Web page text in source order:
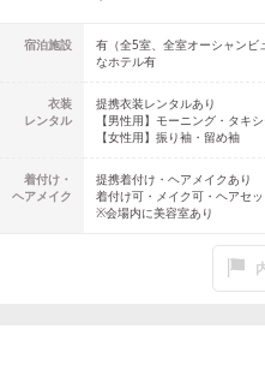
宿泊施設
有（全5室、全室オーシャンビ
なホテル有
衣装
レンタル
提携衣装レンタルあり
【男性用】 モーニング・タキ
【女性用】 振り袖・留め袖
着付け・
ヘアメイク
提携着付け・ヘアメイクあり
着付け可・メイク可・ヘアセ
※会場内に美容室あり